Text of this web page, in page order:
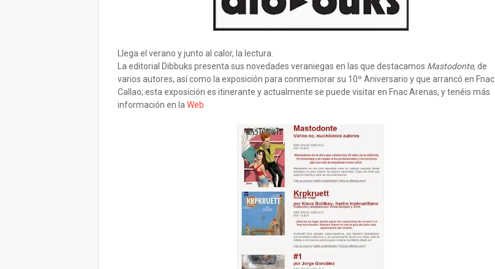
Llega el verano y junto al calor, la lectura.
La editorial Dibbuks presenta sus novedades veraniegas en las que destacamos Mastodonte, de
varios autores, así como la exposición para conmemorar su 10º Aniversario y que arrancó en Fnac
Callao; esta exposición es itinerante y actualmente se puede visitar en Fnac Arenas, y tenéis más
información en la Web